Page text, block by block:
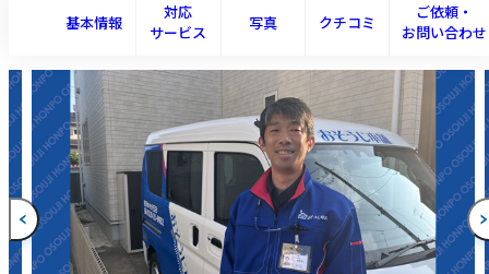
基本情報
対応
サービス
写真 クチコミ
ご依頼・
お問い合わせ